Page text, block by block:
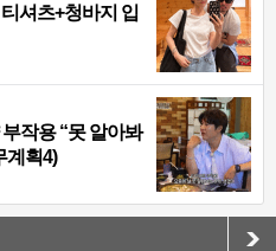
셔츠+청바지 입
작용 “못 알아봐
계획4)